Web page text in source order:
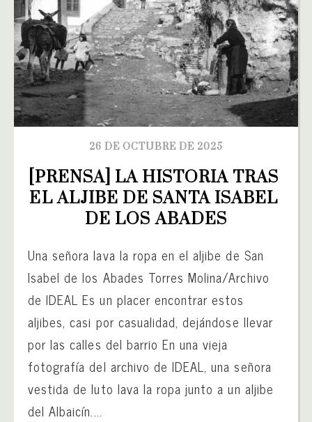
26 DE OCTUBRE DE 2025
[PRENSA] LA HISTORIA TRAS
EL ALJIBE DE SANTA ISABEL
DE LOS ABADES
Una señora lava la ropa en el aljibe de San
Isabel de los Abades Torres Molina/Archivo
de IDEAL Es un placer encontrar estos
aljibes, casi por casualidad, dejándose llevar
por las calles del barrio En una vieja
fotografía del archivo de IDEAL, una señora
vestida de luto lava la ropa junto a un aljibe
del Albaicín....